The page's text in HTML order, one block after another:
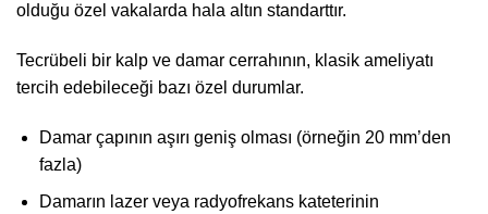
olduğu özel vakalarda hala altın standarttır.
Tecrübeli bir kalp ve damar cerrahının, klasik ameliyatı
tercih edebileceği bazı özel durumlar.
Damar çapının aşırı geniş olması (örneğin 20 mm’den
fazla)
Damarın lazer veya radyofrekans kateterinin